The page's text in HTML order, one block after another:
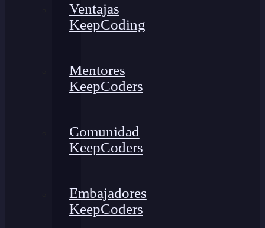
Ventajas
KeepCoding
Mentores
KeepCoders
Comunidad
KeepCoders
Embajadores
KeepCoders